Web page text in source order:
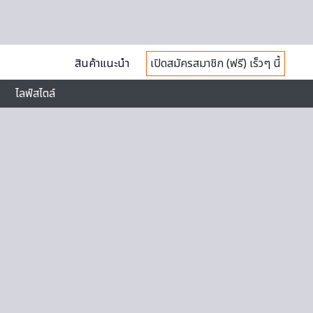
สินค้าแนะนำ
เปิดสมัครสมาชิก (ฟรี) เร็วๆ นี้
ไลฟ์สไตล์